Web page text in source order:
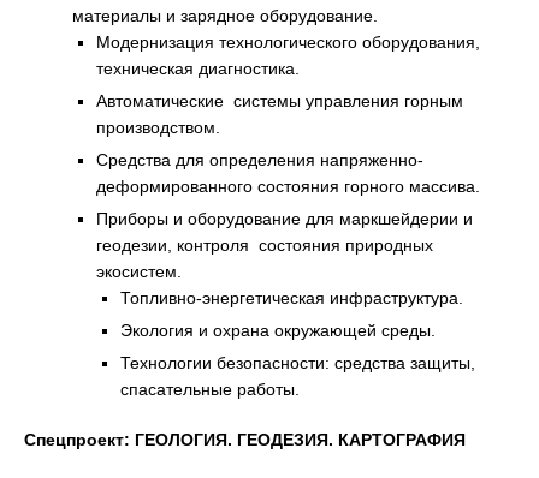
материалы и зарядное оборудование.
Модернизация технологического оборудования,
техническая диагностика.
Автоматические системы управления горным
производством.
Средства для определения напряженно-
деформированного состояния горного массива.
Приборы и оборудование для маркшейдерии и
геодезии, контроля состояния природных
экосистем.
Топливно-энергетическая инфраструктура.
Экология и охрана окружающей среды.
Технологии безопасности: средства защиты,
спасательные работы.
Спецпроект: ГЕОЛОГИЯ. ГЕОДЕЗИЯ. КАРТОГРАФИЯ